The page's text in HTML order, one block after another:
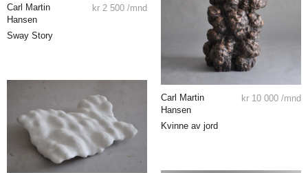
Carl Martin
Hansen
Sway Story
kr 2 500 /mnd
Carl Martin
Hansen
Kvinne av jord
kr 10 000 /mnd